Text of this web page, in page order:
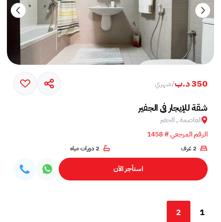
350 د.ب /شهري
شقة للإيجار في الجفير
العاصمة , الجفير
الرقم المرجعي # 1458
2 غرف 2 دورات مياه
استأجر الآن
1
2